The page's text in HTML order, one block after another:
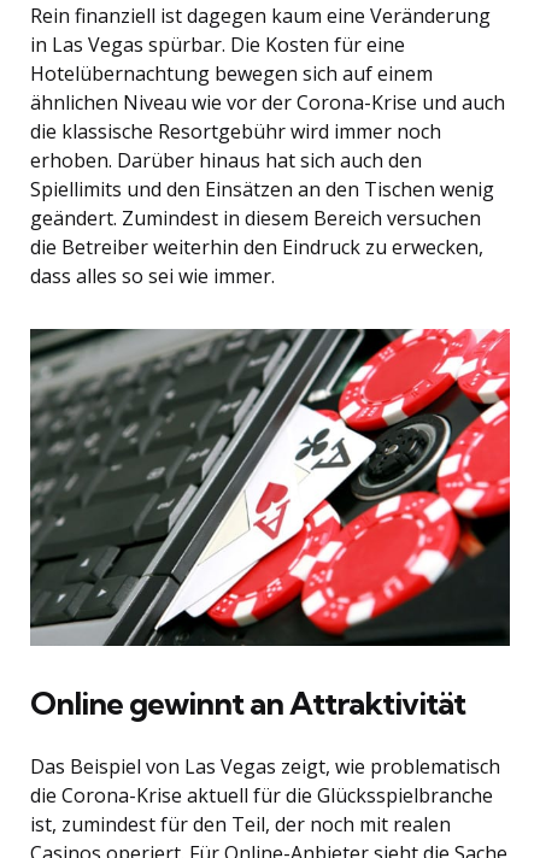
Rein finanziell ist dagegen kaum eine Veränderung
in Las Vegas spürbar. Die Kosten für eine
Hotelübernachtung bewegen sich auf einem
ähnlichen Niveau wie vor der Corona-Krise und auch
die klassische Resortgebühr wird immer noch
erhoben. Darüber hinaus hat sich auch den
Spiellimits und den Einsätzen an den Tischen wenig
geändert. Zumindest in diesem Bereich versuchen
die Betreiber weiterhin den Eindruck zu erwecken,
dass alles so sei wie immer.
Online gewinnt an Attraktivität
Das Beispiel von Las Vegas zeigt, wie problematisch
die Corona-Krise aktuell für die Glücksspielbranche
ist, zumindest für den Teil, der noch mit realen